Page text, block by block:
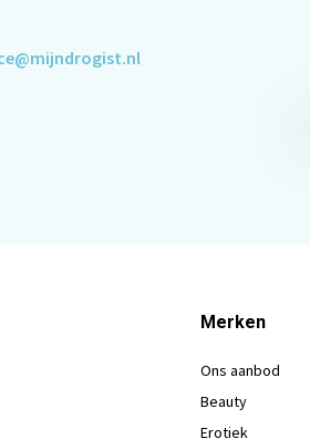
Merken
Ons aanbod
Beauty
Erotiek